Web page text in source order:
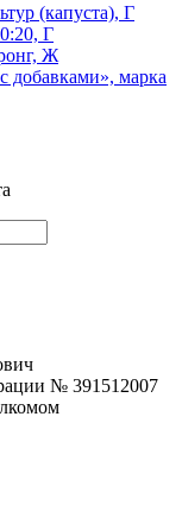
(капуста), Г
Г
Ж
добавками», марка
№ 391512007